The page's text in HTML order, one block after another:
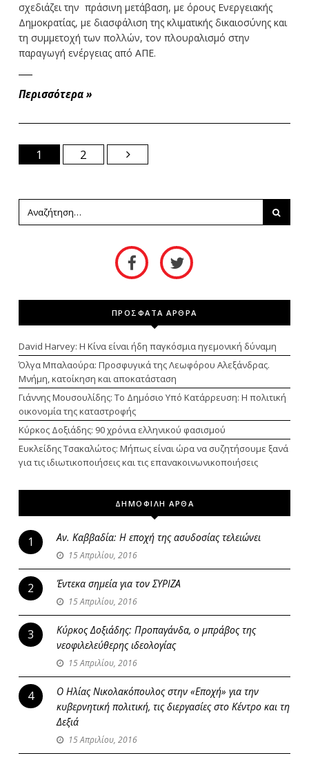
σχεδιάζει την πράσινη μετάβαση, με όρους Ενεργειακής
Δημοκρατίας, με διασφάλιση της κλιματικής δικαιοσύνης και
τη συμμετοχή των πολλών, τον πλουραλισμό στην
παραγωγή ενέργειας από ΑΠΕ.
Περισσότερα »
1 2
ΠΡΟΣΦΑΤΑ ΑΡΘΡΑ
David Harvey: Η Κίνα είναι ήδη παγκόσμια ηγεμονική δύναμη
Όλγα Μπαλαούρα: Προσφυγικά της Λεωφόρου Αλεξάνδρας.
Μνήμη, κατοίκηση και αποκατάσταση
Γιάννης Μουσουλίδης: Το Δημόσιο Υπό Κατάρρευση: Η πολιτική
οικονομία της καταστροφής
Κύρκος Δοξιάδης: 90 χρόνια ελληνικού φασισμού
Ευκλείδης Τσακαλώτος: Μήπως είναι ώρα να συζητήσουμε ξανά
για τις ιδιωτικοποιήσεις και τις επανακοινωνικοποιήσεις
ΔΗΜΟΦΙΛΗ ΑΡΘΑ
1 Αν. Καββαδία: Η εποχή της ασυδοσίας τελειώνει
15 Απριλίου, 2016
2 Έντεκα σημεία για τον ΣΥΡΙΖΑ
15 Απριλίου, 2016
3
Κύρκος Δοξιάδης: Προπαγάνδα, ο μπράβος της
νεοφιλελεύθερης ιδεολογίας
15 Απριλίου, 2016
4
Ο Ηλίας Νικολακόπουλος στην «Εποχή» για την
κυβερνητική πολιτική, τις διεργασίες στο Κέντρο και τη
Δεξιά
15 Απριλίου, 2016